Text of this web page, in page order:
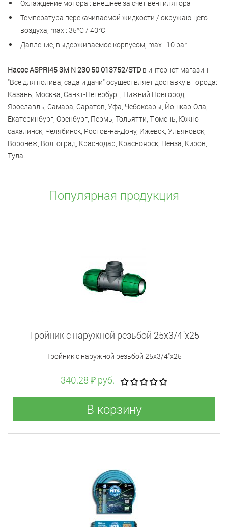
Охлаждение мотора : внешнее за счет вентилятора
Температура перекачиваемой жидкости / окружающего
воздуха, max : 35°С / 40°С
Давление, выдерживаемое корпусом, max : 10 bar
Насос ASPRI45 3M N 230 50 013752/STD в интернет магазин
"Все для полива, сада и дачи" осуществляет доставку в города:
Казань, Москва, Санкт-Петербург, Нижний Новгород,
Ярославль, Самара, Саратов, Уфа, Чебоксары, Йошкар-Ола,
Екатеринбург, Оренбург, Пермь, Тольятти, Тюмень, Южно-
сахалинск, Челябинск, Ростов-на-Дону, Ижевск, Ульяновск,
Воронеж, Волгоград, Краснодар, Красноярск, Пенза, Киров,
Тула.
Популярная продукция
Тройник с наружной резьбой 25x3/4"x25
Тройник с наружной резьбой 25x3/4"x25
340.28 ₽ руб.
В корзину